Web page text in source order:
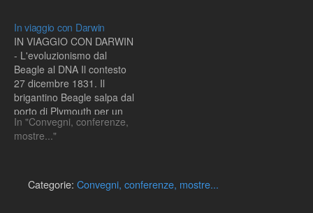
In viaggio con Darwin
IN VIAGGIO CON DARWIN
- L'evoluzionismo dal
Beagle al DNA Il contesto
27 dicembre 1831. Il
brigantino Beagle salpa dal
porto di Plymouth per un
viaggio intorno al mondo
che durerà quasi 5 anni. A
ragazzo di 22 anni salpato
in qualità…
In "Convegni, conferenze,
mostre..."
Categorie: Convegni, conferenze, mostre...